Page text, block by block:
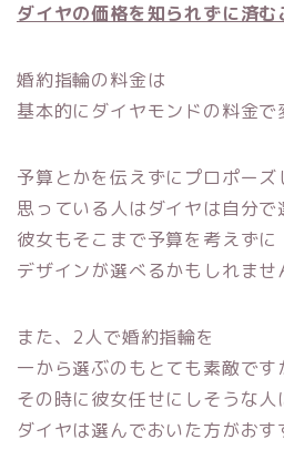
ダイヤの価格を知られずに済む
婚約指輪の料金は
基本的にダイヤモンドの料金で
予算とかを伝えずにプロポーズ
思っている人はダイヤは自分で
彼女もそこまで予算を考えずに
デザインが選べるかもしれませ
また、2人で婚約指輪を
一から選ぶのもとても素敵です
その時に彼女任せにしそうな人
ダイヤは選んでおいた方がおす